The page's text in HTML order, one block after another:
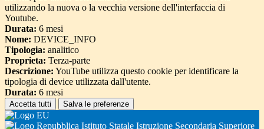
utilizzando la nuova o la vecchia versione dell'interfaccia di
Youtube.
Durata: 6 mesi
Nome: DEVICE_INFO
Tipologia: analitico
Proprieta: Terza-parte
Descrizione: YouTube utilizza questo cookie per identificare la
tipologia di device utilizzata dall'utente.
Durata: 6 mesi
Accetta tutti Salva le preferenze
Istituto Statale Istruzione Secondaria Superiore